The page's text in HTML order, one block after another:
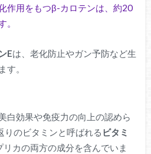
作用をもつβ-カロテンは、約20
。
Eは、老化防止やガン予防など生
す。
白効果や免疫力の向上の認めら
りのビタミンと呼ばれる ビタミ
カの両方の成分を含んでいま